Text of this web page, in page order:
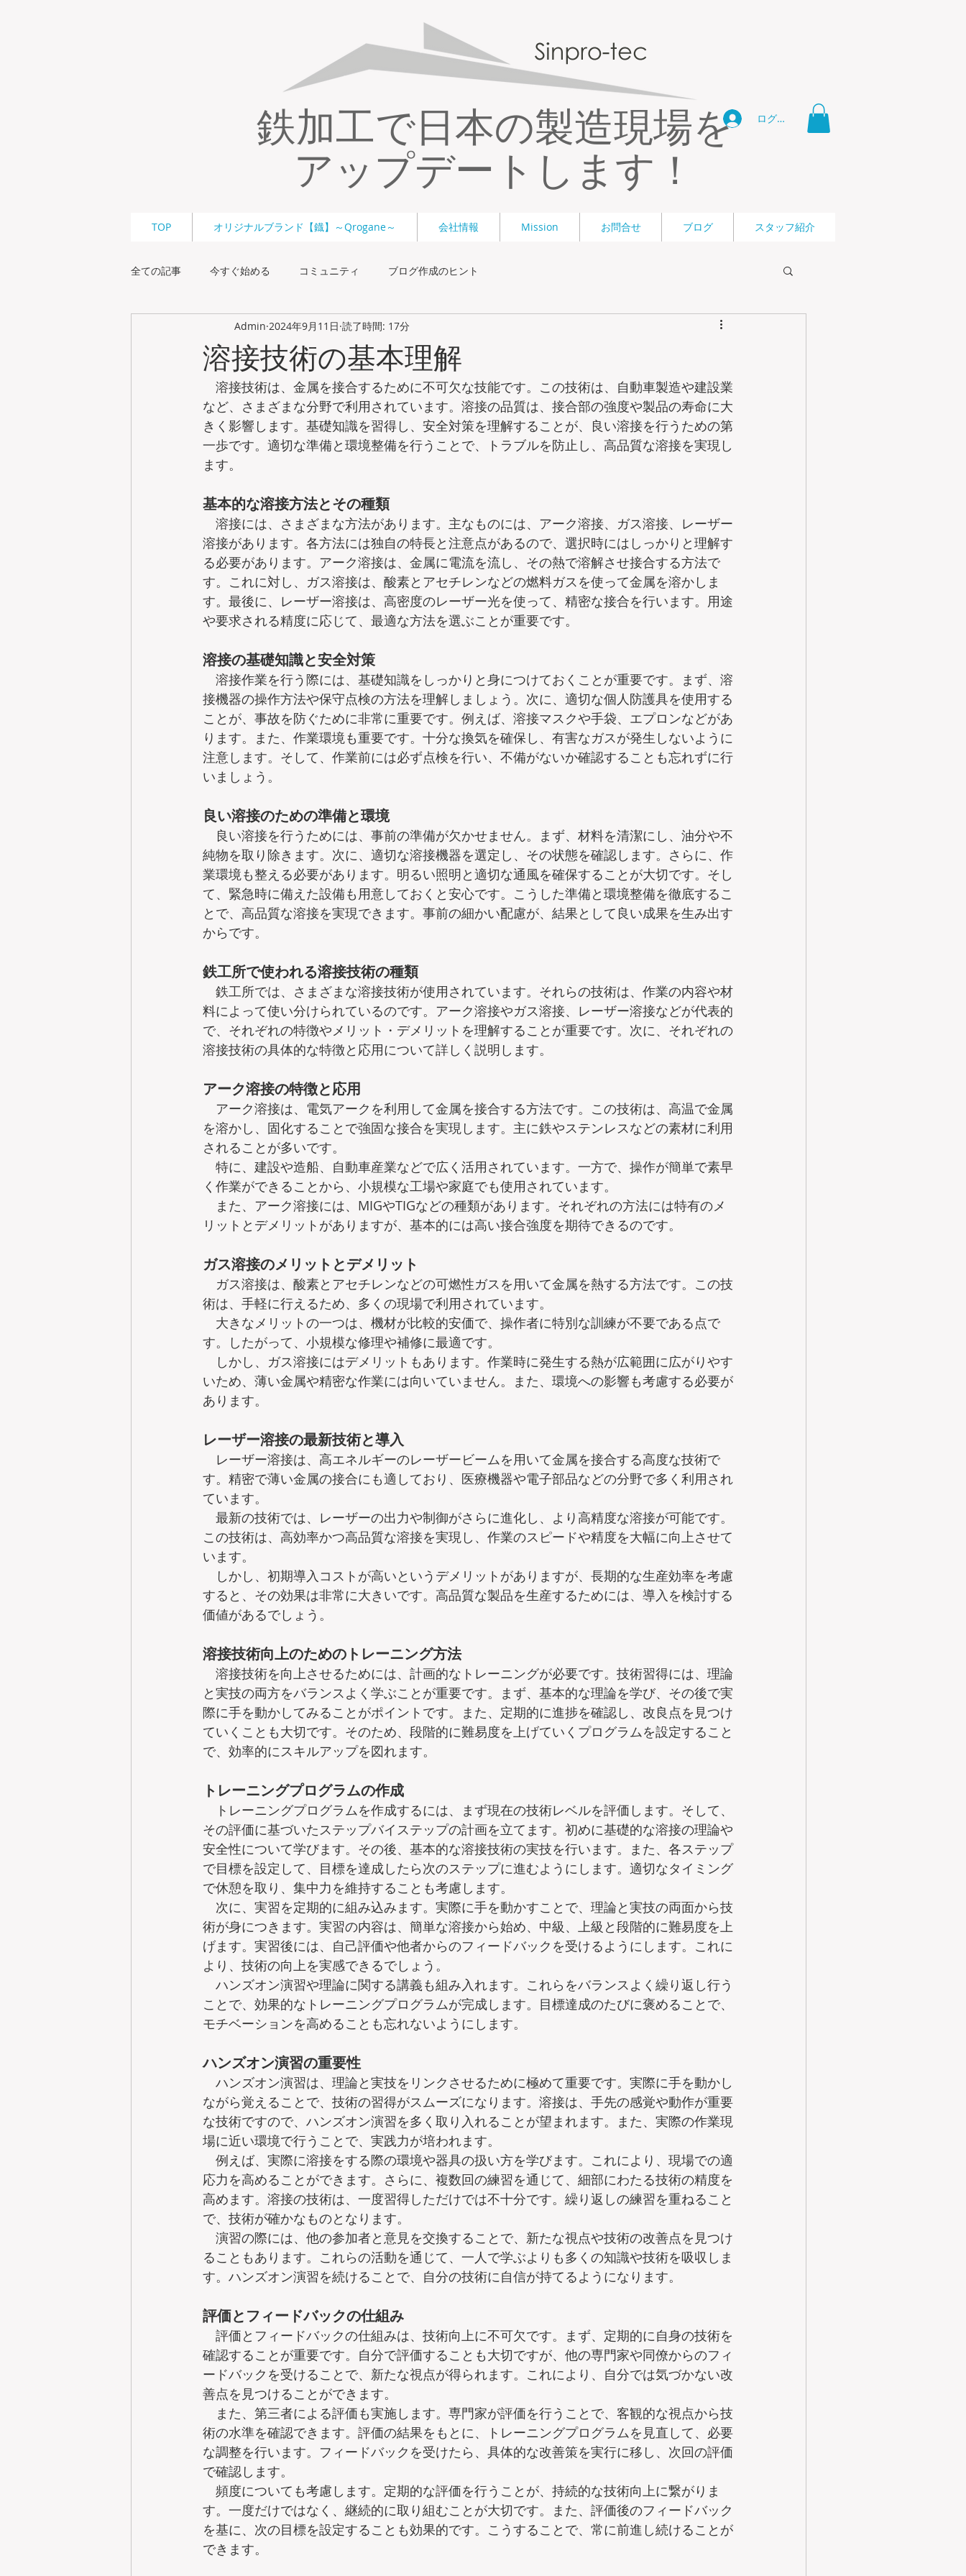
鉄加工で日本の製造現場を
アップデートします！
ログイン
TOP オリジナルブランド【鐡】～Qrogane～ 会社情報 Mission お問合せ ブログ スタッフ紹介
全ての記事 今すぐ始める コミュニティ ブログ作成のヒント
溶接技術の基本理解
Admin 2024年9月11日 読了時間: 17分
溶接技術は、金属を接合するために不可欠な技能です。この技術は、自動車製造や建設業
など、さまざまな分野で利用されています。溶接の品質は、接合部の強度や製品の寿命に大
きく影響します。基礎知識を習得し、安全対策を理解することが、良い溶接を行うための第
一歩です。適切な準備と環境整備を行うことで、トラブルを防止し、高品質な溶接を実現し
ます。
基本的な溶接方法とその種類
溶接には、さまざまな方法があります。主なものには、アーク溶接、ガス溶接、レーザー
溶接があります。各方法には独自の特長と注意点があるので、選択時にはしっかりと理解す
る必要があります。アーク溶接は、金属に電流を流し、その熱で溶解させ接合する方法で
す。これに対し、ガス溶接は、酸素とアセチレンなどの燃料ガスを使って金属を溶かしま
す。最後に、レーザー溶接は、高密度のレーザー光を使って、精密な接合を行います。用途
や要求される精度に応じて、最適な方法を選ぶことが重要です。
溶接の基礎知識と安全対策
溶接作業を行う際には、基礎知識をしっかりと身につけておくことが重要です。まず、溶
接機器の操作方法や保守点検の方法を理解しましょう。次に、適切な個人防護具を使用する
ことが、事故を防ぐために非常に重要です。例えば、溶接マスクや手袋、エプロンなどがあ
ります。また、作業環境も重要です。十分な換気を確保し、有害なガスが発生しないように
注意します。そして、作業前には必ず点検を行い、不備がないか確認することも忘れずに行
いましょう。
良い溶接のための準備と環境
良い溶接を行うためには、事前の準備が欠かせません。まず、材料を清潔にし、油分や不
純物を取り除きます。次に、適切な溶接機器を選定し、その状態を確認します。さらに、作
業環境も整える必要があります。明るい照明と適切な通風を確保することが大切です。そし
て、緊急時に備えた設備も用意しておくと安心です。こうした準備と環境整備を徹底するこ
とで、高品質な溶接を実現できます。事前の細かい配慮が、結果として良い成果を生み出す
からです。
鉄工所で使われる溶接技術の種類
鉄工所では、さまざまな溶接技術が使用されています。それらの技術は、作業の内容や材
料によって使い分けられているのです。アーク溶接やガス溶接、レーザー溶接などが代表的
で、それぞれの特徴やメリット・デメリットを理解することが重要です。次に、それぞれの
溶接技術の具体的な特徴と応用について詳しく説明します。
アーク溶接の特徴と応用
アーク溶接は、電気アークを利用して金属を接合する方法です。この技術は、高温で金属
を溶かし、固化することで強固な接合を実現します。主に鉄やステンレスなどの素材に利用
されることが多いです。
特に、建設や造船、自動車産業などで広く活用されています。一方で、操作が簡単で素早
く作業ができることから、小規模な工場や家庭でも使用されています。
また、アーク溶接には、MIGやTIGなどの種類があります。それぞれの方法には特有のメ
リットとデメリットがありますが、基本的には高い接合強度を期待できるのです。
ガス溶接のメリットとデメリット
ガス溶接は、酸素とアセチレンなどの可燃性ガスを用いて金属を熱する方法です。この技
術は、手軽に行えるため、多くの現場で利用されています。
大きなメリットの一つは、機材が比較的安価で、操作者に特別な訓練が不要である点で
す。したがって、小規模な修理や補修に最適です。
しかし、ガス溶接にはデメリットもあります。作業時に発生する熱が広範囲に広がりやす
いため、薄い金属や精密な作業には向いていません。また、環境への影響も考慮する必要が
あります。
レーザー溶接の最新技術と導入
レーザー溶接は、高エネルギーのレーザービームを用いて金属を接合する高度な技術で
す。精密で薄い金属の接合にも適しており、医療機器や電子部品などの分野で多く利用され
ています。
最新の技術では、レーザーの出力や制御がさらに進化し、より高精度な溶接が可能です。
この技術は、高効率かつ高品質な溶接を実現し、作業のスピードや精度を大幅に向上させて
います。
しかし、初期導入コストが高いというデメリットがありますが、長期的な生産効率を考慮
すると、その効果は非常に大きいです。高品質な製品を生産するためには、導入を検討する
価値があるでしょう。
溶接技術向上のためのトレーニング方法
溶接技術を向上させるためには、計画的なトレーニングが必要です。技術習得には、理論
と実技の両方をバランスよく学ぶことが重要です。まず、基本的な理論を学び、その後で実
際に手を動かしてみることがポイントです。また、定期的に進捗を確認し、改良点を見つけ
ていくことも大切です。そのため、段階的に難易度を上げていくプログラムを設定すること
で、効率的にスキルアップを図れます。
トレーニングプログラムの作成
トレーニングプログラムを作成するには、まず現在の技術レベルを評価します。そして、
その評価に基づいたステップバイステップの計画を立てます。初めに基礎的な溶接の理論や
安全性について学びます。その後、基本的な溶接技術の実技を行います。また、各ステップ
で目標を設定して、目標を達成したら次のステップに進むようにします。適切なタイミング
で休憩を取り、集中力を維持することも考慮します。
次に、実習を定期的に組み込みます。実際に手を動かすことで、理論と実技の両面から技
術が身につきます。実習の内容は、簡単な溶接から始め、中級、上級と段階的に難易度を上
げます。実習後には、自己評価や他者からのフィードバックを受けるようにします。これに
より、技術の向上を実感できるでしょう。
ハンズオン演習や理論に関する講義も組み入れます。これらをバランスよく繰り返し行う
ことで、効果的なトレーニングプログラムが完成します。目標達成のたびに褒めることで、
モチベーションを高めることも忘れないようにします。
ハンズオン演習の重要性
ハンズオン演習は、理論と実技をリンクさせるために極めて重要です。実際に手を動かし
ながら覚えることで、技術の習得がスムーズになります。溶接は、手先の感覚や動作が重要
な技術ですので、ハンズオン演習を多く取り入れることが望まれます。また、実際の作業現
場に近い環境で行うことで、実践力が培われます。
例えば、実際に溶接をする際の環境や器具の扱い方を学びます。これにより、現場での適
応力を高めることができます。さらに、複数回の練習を通じて、細部にわたる技術の精度を
高めます。溶接の技術は、一度習得しただけでは不十分です。繰り返しの練習を重ねること
で、技術が確かなものとなります。
演習の際には、他の参加者と意見を交換することで、新たな視点や技術の改善点を見つけ
ることもあります。これらの活動を通じて、一人で学ぶよりも多くの知識や技術を吸収しま
す。ハンズオン演習を続けることで、自分の技術に自信が持てるようになります。
評価とフィードバックの仕組み
評価とフィードバックの仕組みは、技術向上に不可欠です。まず、定期的に自身の技術を
確認することが重要です。自分で評価することも大切ですが、他の専門家や同僚からのフィ
ードバックを受けることで、新たな視点が得られます。これにより、自分では気づかない改
善点を見つけることができます。
また、第三者による評価も実施します。専門家が評価を行うことで、客観的な視点から技
術の水準を確認できます。評価の結果をもとに、トレーニングプログラムを見直して、必要
な調整を行います。フィードバックを受けたら、具体的な改善策を実行に移し、次回の評価
で確認します。
頻度についても考慮します。定期的な評価を行うことが、持続的な技術向上に繋がりま
す。一度だけではなく、継続的に取り組むことが大切です。また、評価後のフィードバック
を基に、次の目標を設定することも効果的です。こうすることで、常に前進し続けることが
できます。